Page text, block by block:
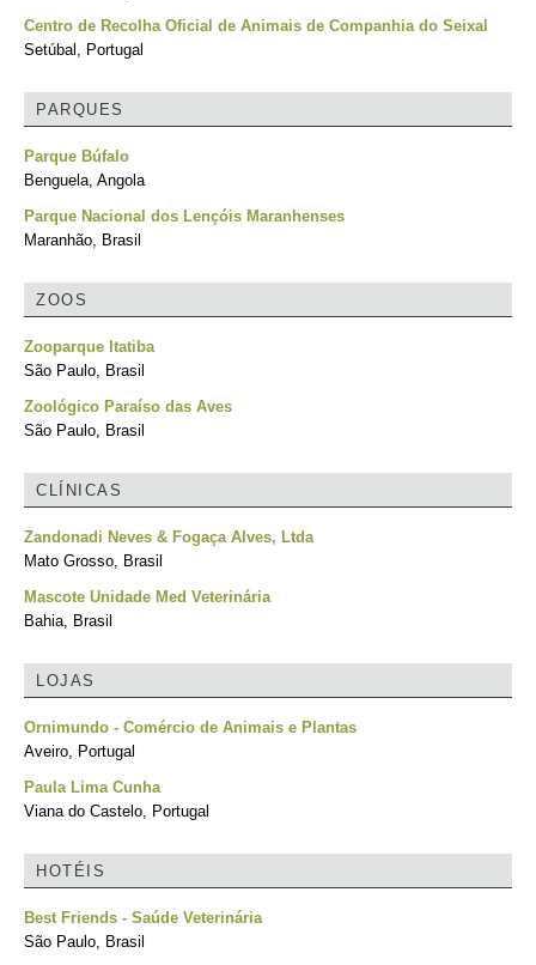
Centro de Recolha Oficial de Animais de Companhia do Seixal
Setúbal, Portugal
PARQUES
Parque Búfalo
Benguela, Angola
Parque Nacional dos Lençóis Maranhenses
Maranhão, Brasil
ZOOS
Zooparque Itatiba
São Paulo, Brasil
Zoológico Paraíso das Aves
São Paulo, Brasil
CLÍNICAS
Zandonadi Neves & Fogaça Alves, Ltda
Mato Grosso, Brasil
Mascote Unidade Med Veterinária
Bahia, Brasil
LOJAS
Ornimundo - Comércio de Animais e Plantas
Aveiro, Portugal
Paula Lima Cunha
Viana do Castelo, Portugal
HOTÉIS
Best Friends - Saúde Veterinária
São Paulo, Brasil